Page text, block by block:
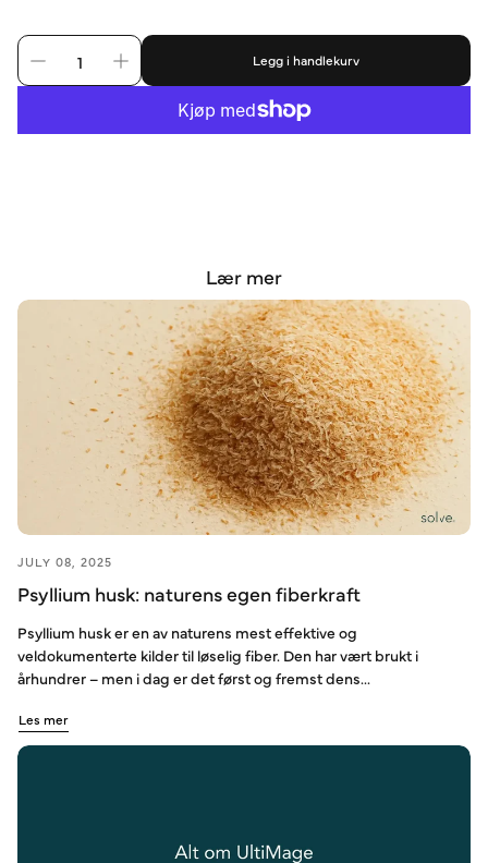
Legg i handlekurv
Lær mer
JULY 08, 2025
Psyllium husk: naturens egen fiberkraft
Psyllium husk er en av naturens mest effektive og
veldokumenterte kilder til løselig fiber. Den har vært brukt i
århundrer – men i dag er det først og fremst dens...
Les mer